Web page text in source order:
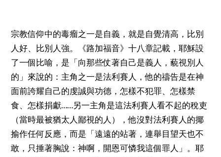
宗教信仰中的毒瘤之一是自義，就是自覺清高，比別
人好、比別人強。《路加福音》十八章記載，耶穌設
了一個比喻，是「向那些仗著自己是義人，藐視別人
的」來說的：主角之一是法利賽人，他的禱告是在神
面前誇耀自己的虔誠與功德，怎樣不犯罪、怎樣禁
食、怎樣捐獻……另一主角是這法利賽人看不起的稅吏
（當時最被猶太人鄙視的人），他沒對法利賽人的揶
揄作任何反應，而是「遠遠的站著，連舉目望天也不
敢，只捶著胸說：神啊，開恩可憐我這個罪人」。耶